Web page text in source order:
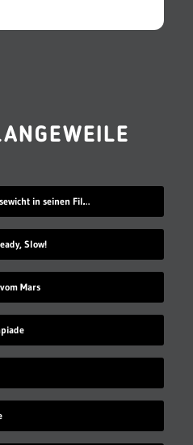
Alfred Hitchcock als Bösewicht in seinen Filmen
Slow!
Mars